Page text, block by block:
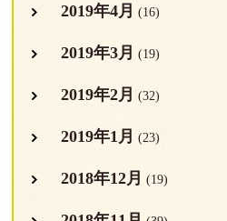
2019年4月 (16)
2019年3月 (19)
2019年2月 (32)
2019年1月 (23)
2018年12月 (19)